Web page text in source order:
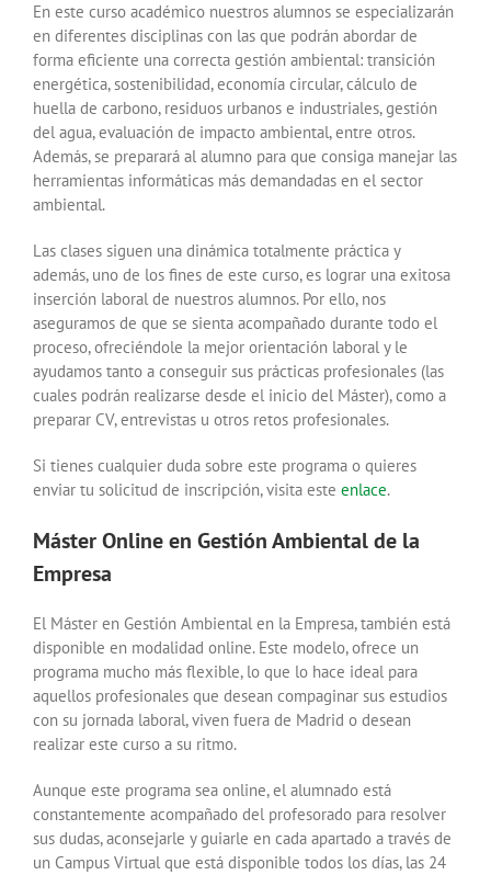
En este curso académico nuestros alumnos se especializarán
en diferentes disciplinas con las que podrán abordar de
forma eficiente una correcta gestión ambiental: transición
energética, sostenibilidad, economía circular, cálculo de
huella de carbono, residuos urbanos e industriales, gestión
del agua, evaluación de impacto ambiental, entre otros.
Además, se preparará al alumno para que consiga manejar las
herramientas informáticas más demandadas en el sector
ambiental.
Las clases siguen una dinámica totalmente práctica y
además, uno de los fines de este curso, es lograr una exitosa
inserción laboral de nuestros alumnos. Por ello, nos
aseguramos de que se sienta acompañado durante todo el
proceso, ofreciéndole la mejor orientación laboral y le
ayudamos tanto a conseguir sus prácticas profesionales (las
cuales podrán realizarse desde el inicio del Máster), como a
preparar CV, entrevistas u otros retos profesionales.
Si tienes cualquier duda sobre este programa o quieres
enviar tu solicitud de inscripción, visita este enlace.
Máster Online en Gestión Ambiental de la
Empresa
El Máster en Gestión Ambiental en la Empresa, también está
disponible en modalidad online. Este modelo, ofrece un
programa mucho más flexible, lo que lo hace ideal para
aquellos profesionales que desean compaginar sus estudios
con su jornada laboral, viven fuera de Madrid o desean
realizar este curso a su ritmo.
Aunque este programa sea online, el alumnado está
constantemente acompañado del profesorado para resolver
sus dudas, aconsejarle y guiarle en cada apartado a través de
un Campus Virtual que está disponible todos los días, las 24